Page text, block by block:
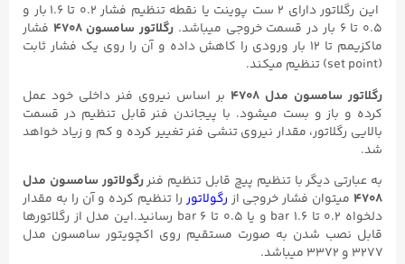
این رگلاتور دارای ۲ ست پوینت یا نقطه تنظیم فشار ۰.۲ تا ۱.۶ بار و
۰.۵ تا ۶ بار در قسمت خروجی میباشد.
رگلاتور سامسون ۴۷۰۸
فشار
ماکزیمم تا ۱۲ بار ورودی را کاهش داده و آن را روی یک فشار ثابت
(set point) تنظیم میکند.
رگلاتور سامسون مدل ۴۷۰۸
بر اساس نیروی فنر داخلی خود عمل
کرده و باز و بست میشود. با پیجاندن فنر قابل تنظیم در قسمت
بالایی رگلاتور، مقدار نیروی تنشی فنر تغییر کرده و کم و زیاد خواهد
شد.
به عبارتی دیگر با تنظیم پیچ قابل تنظیم فنررگولاتور سامسون مدل
۴۷۰۸میتوان فشار خروجی از رگولاتوررا تنظیم کرده و آن را به مقدار
دلخواه ۰.۲ تا ۱.۶ bar و یا ۰.۵ تا ۶ bar رسانید.این مدل از رگلاتورها
قابل نصب شدن به صورت مستقیم روی اکچویتور سامسون مدل
۳۲۷۷ و ۳۳۷۲ میباشد.